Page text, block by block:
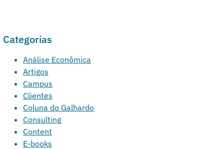
Categorias
Análise Econômica
Artigos
Campus
Clientes
Coluna do Galhardo
Consulting
Content
E-books